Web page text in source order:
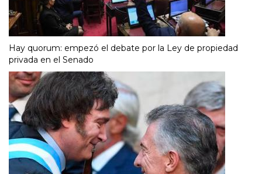
Hay quorum: empezó el debate por la Ley de propiedad
privada en el Senado